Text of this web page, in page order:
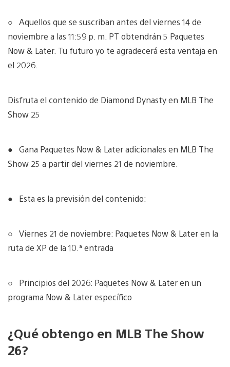
○ Aquellos que se suscriban antes del viernes 14 de
noviembre a las 11:59 p. m. PT obtendrán 5 Paquetes
Now & Later. Tu futuro yo te agradecerá esta ventaja en
el 2026.
Disfruta el contenido de Diamond Dynasty en MLB The
Show 25
● Gana Paquetes Now & Later adicionales en MLB The
Show 25 a partir del viernes 21 de noviembre.
● Esta es la previsión del contenido:
○ Viernes 21 de noviembre: Paquetes Now & Later en la
ruta de XP de la 10.ª entrada
○ Principios del 2026: Paquetes Now & Later en un
programa Now & Later específico
¿Qué obtengo en MLB The Show
26?